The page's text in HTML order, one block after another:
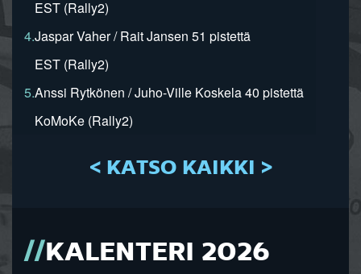
EST (Rally2)
4.Jaspar Vaher / Rait Jansen 51 pistettä
EST (Rally2)
5.Anssi Rytkönen / Juho-Ville Koskela 40 pistettä
KoMoKe (Rally2)
< KATSO KAIKKI >
KALENTERI 2026